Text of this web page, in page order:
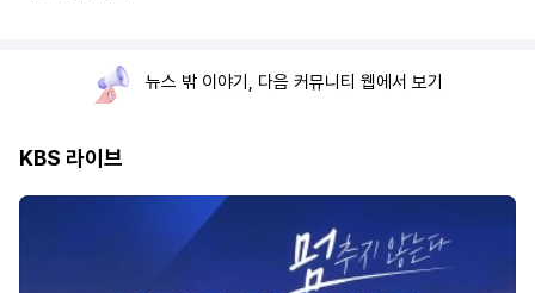
뉴스 밖 이야기, 다음 커뮤니티 웹에서 보기
KBS 라이브